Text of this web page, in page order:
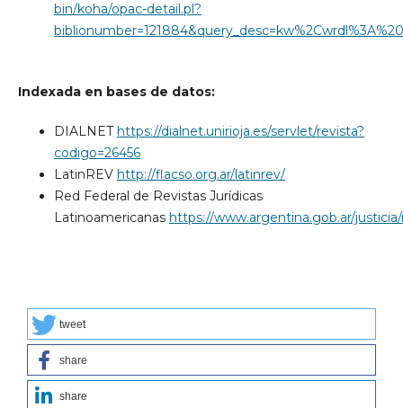
bin/koha/opac-detail.pl?
Indexada en bases de datos:
DIALNEThttps://dialnet.unirioja.es/servlet/revista?
codigo=26456
LatinREV http://flacso.org.ar/latinrev/
Red Federal de Revistas Jurídicas
Latinoamericanas https://www.argentina.gob.ar/
tweet
share
share